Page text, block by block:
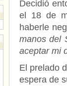
Decidió
el 18 de
haberle
manos del
aceptar mi
El prelado
espera de